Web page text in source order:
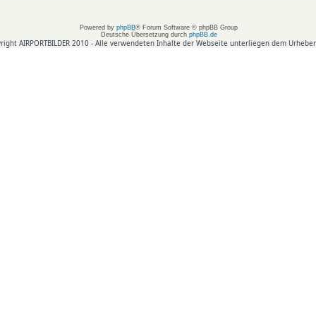
Powered by phpBB® Forum Software © phpBB Group
Deutsche Übersetzung durch phpBB.de
AIRPORTBILDER 2010 - Alle verwendeten Inhalte der Webseite unterliegen dem